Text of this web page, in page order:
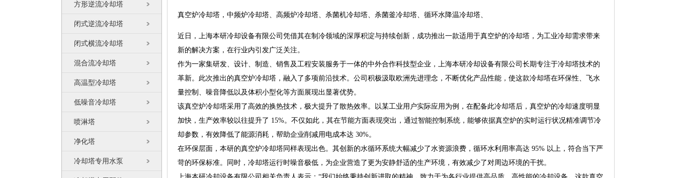
方形逆流冷却塔
闭式逆流冷却塔
闭式横流冷却塔
混合流冷却塔
高温型冷却塔
低噪音冷却塔
喷淋塔
净化塔
冷却塔专用水泵
真空炉冷却塔，中频炉冷却塔、高频炉冷却塔、杀菌机冷却塔、杀菌釜冷却塔、循环水降温冷却塔、
近日，上海本研冷却设备有限公司凭借其在制冷领域的深厚积淀与持续创新，成功推出一款适用于真空炉的冷却塔，为工业冷却需求带来
新的解决方案，在行业内引发广泛关注。
作为一家集研发、设计、制造、销售及工程安装服务于一体的中外合作科技型企业，上海本研冷却设备有限公司长期专注于冷却塔技术的
革新。此次推出的真空炉冷却塔，融入了多项前沿技术。公司积极汲取欧洲先进理念，不断优化产品性能，使这款冷却塔在环保性、飞水
量控制、噪音降低以及体积小型化等方面展现出显著优势。
该真空炉冷却塔采用了高效的换热技术，极大提升了散热效率。以某工业用户实际应用为例，在配备此冷却塔后，真空炉的冷却速度明显
加快，生产效率较以往提升了 15%。不仅如此，其在节能方面表现突出，通过智能控制系统，能够依据真空炉的实时运行状况精准调节冷
却参数，有效降低了能源消耗，帮助企业削减用电成本达 30%。
在环保层面，本研的真空炉冷却塔同样表现出色。其创新的水循环系统大幅减少了水资源浪费，循环水利用率高达 95% 以上，符合当下严
苛的环保标准。同时，冷却塔运行时噪音极低，为企业营造了更为安静舒适的生产环境，有效减少了对周边环境的干扰。